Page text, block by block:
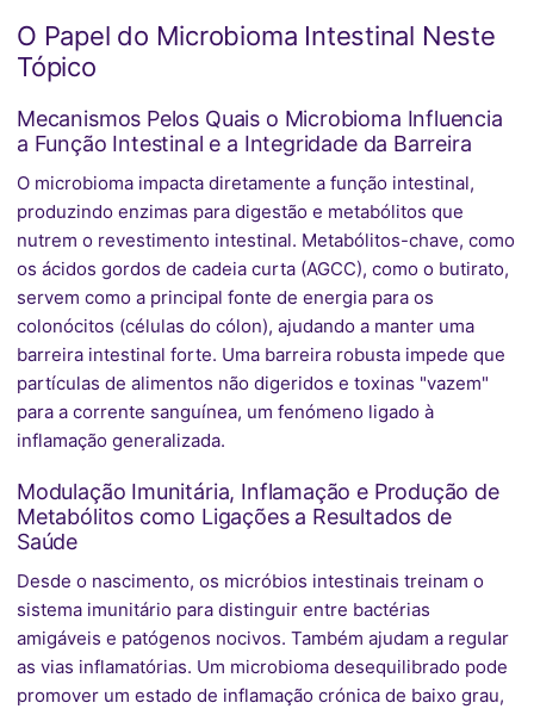
O Papel do Microbioma Intestinal Neste
Tópico
Mecanismos Pelos Quais o Microbioma Influencia
a Função Intestinal e a Integridade da Barreira
O microbioma impacta diretamente a função intestinal,
produzindo enzimas para digestão e metabólitos que
nutrem o revestimento intestinal. Metabólitos-chave, como
os ácidos gordos de cadeia curta (AGCC), como o butirato,
servem como a principal fonte de energia para os
colonócitos (células do cólon), ajudando a manter uma
barreira intestinal forte. Uma barreira robusta impede que
partículas de alimentos não digeridos e toxinas "vazem"
para a corrente sanguínea, um fenómeno ligado à
inflamação generalizada.
Modulação Imunitária, Inflamação e Produção de
Metabólitos como Ligações a Resultados de
Saúde
Desde o nascimento, os micróbios intestinais treinam o
sistema imunitário para distinguir entre bactérias
amigáveis e patógenos nocivos. Também ajudam a regular
as vias inflamatórias. Um microbioma desequilibrado pode
promover um estado de inflamação crónica de baixo grau,